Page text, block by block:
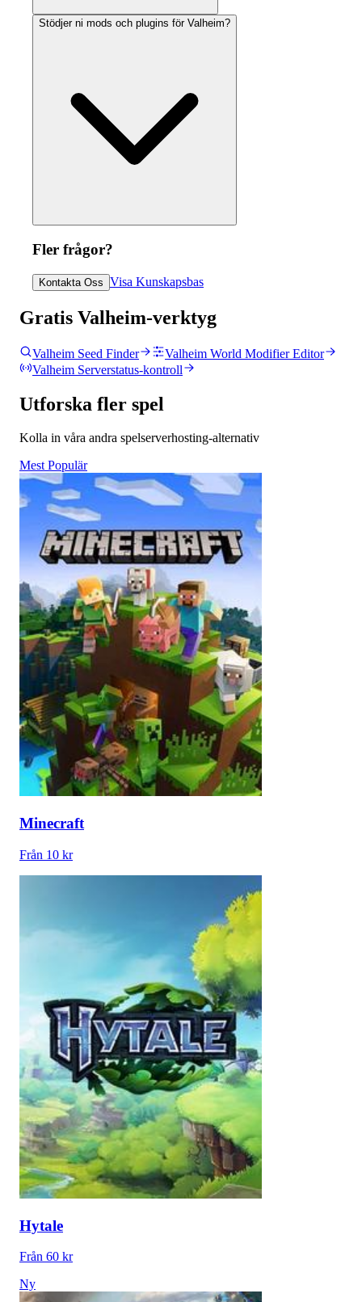
Stödjer ni mods och plugins för Valheim?
Fler frågor?
Kontakta Oss Visa Kunskapsbas
Gratis Valheim-verktyg
Valheim Seed Finder
Valheim World Modifier Editor
Valheim Serverstatus-kontroll
Utforska fler spel
Kolla in våra andra spelserverhosting-alternativ
Mest Populär
Minecraft
Från 10 kr
Hytale
Från 60 kr
Ny